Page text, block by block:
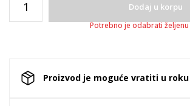
Dodaj u korpu
Potrebno je odabrati željenu
Proizvod je moguće vratiti u roku